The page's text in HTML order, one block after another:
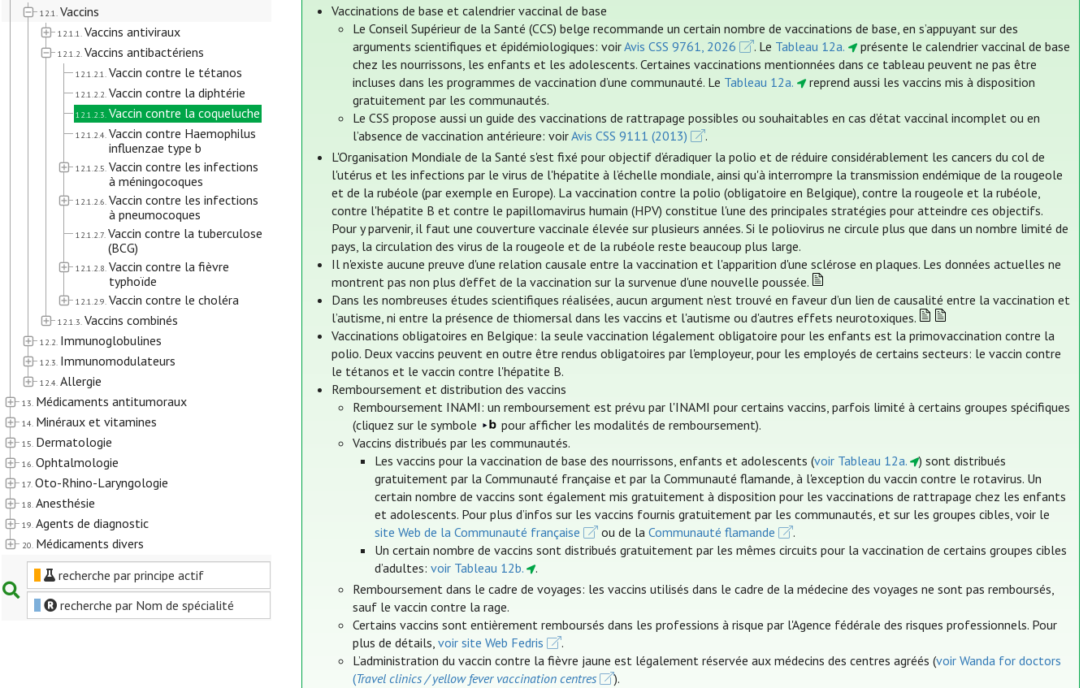
12.1. Vaccins
12.1.1. Vaccins antiviraux
12.1.2. Vaccins antibactériens
12.1.2.1. Vaccin contre le tétanos
12.1.2.2. Vaccin contre la diphtérie
12.1.2.3. Vaccin contre la coqueluche
12.1.2.4. Vaccin contre Haemophilus
influenzae type b
12.1.2.5. Vaccin contre les infections
à méningocoques
12.1.2.6. Vaccin contre les infections
à pneumocoques
12.1.2.7. Vaccin contre la tuberculose
(BCG)
12.1.2.8. Vaccin contre la fièvre
typhoïde
12.1.2.9. Vaccin contre le choléra
12.1.3. Vaccins combinés
12.2. Immunoglobulines
12.3. Immunomodulateurs
12.4. Allergie
13. Médicaments antitumoraux
14. Minéraux et vitamines
15. Dermatologie
16. Ophtalmologie
17. Oto-Rhino-Laryngologie
18. Anesthésie
19. Agents de diagnostic
20. Médicaments divers
recherche par principe actif
recherche par Nom de spécialité
Vaccinations de base et calendrier vaccinal de base
Le Conseil Supérieur de la Santé (CCS) belge recommande un certain nombre de vaccinations de base, en s’appuyant sur des
arguments scientifiques et épidémiologiques: voirAvis CSS 9761, 2026 . Le Tableau 12a.
présente le calendrier vaccinal de base
chez les nourrissons, les enfants et les adolescents. Certaines vaccinations mentionnées dans ce tableau peuvent ne pas être
incluses dans les programmes de vaccination d’une communauté. Le Tableau 12a.
reprend aussi les vaccins mis à disposition
gratuitement par les communautés.
Le CSS propose aussi un guide des vaccinations de rattrapage possibles ou souhaitables en cas d’état vaccinal incomplet ou en
l’absence de vaccination antérieure: voirAvis CSS 9111 (2013)
.
L'Organisation Mondiale de la Santé s'est fixé pour objectif d’éradiquer la polio et de réduire considérablement les cancers du col de
l'utérus et les infections par le virus de l'hépatite à l’échelle mondiale, ainsi qu'à interrompre la transmission endémique de la rougeole
et de la rubéole (par exemple en Europe). La vaccination contre la polio (obligatoire en Belgique), contre la rougeole et la rubéole,
contre l'hépatite B et contre le papillomavirus humain (HPV) constitue l'une des principales stratégies pour atteindre ces objectifs.
Pour y parvenir, il faut une couverture vaccinale élevée sur plusieurs années. Si le poliovirus ne circule plus que dans un nombre limité de
pays, la circulation des virus de la rougeole et de la rubéole reste beaucoup plus large.
Il n'existe aucune preuve d'une relation causale entre la vaccination et l'apparition d'une sclérose en plaques. Les données actuelles ne
montrent pas non plus d'effet de la vaccination sur la survenue d'une nouvelle poussée.
Dans les nombreuses études scientifiques réalisées, aucun argument n’est trouvé en faveur d’un lien de causalité entre la vaccination et
l’autisme, ni entre la présence de thiomersal dans les vaccins et l'autisme ou d'autres effets neurotoxiques.
Vaccinations obligatoires en Belgique: la seule vaccination légalement obligatoire pour les enfants est la primovaccination contre la
polio. Deux vaccins peuvent en outre être rendus obligatoires par l'employeur, pour les employés de certains secteurs: le vaccin contre
le tétanos et le vaccin contre l'hépatite B.
Remboursement et distribution des vaccins
Remboursement INAMI: un remboursement est prévu par l'INAMI pour certains vaccins, parfois limité à certains groupes spécifiques
(cliquez sur le symbole
pour afficher les modalités de remboursement).
Vaccins distribués par les communautés.
Les vaccins pour la vaccination de base des nourrissons, enfants et adolescents (voir Tableau 12a.
) sont distribués
gratuitement par la Communauté française et par la Communauté flamande, à l'exception du vaccin contre le rotavirus. Un
certain nombre de vaccins sont également mis gratuitement à disposition pour les vaccinations de rattrapage chez les enfants
et adolescents. Pour plus d’infos sur les vaccins fournis gratuitement par les communautés, et sur les groupes cibles, voir le
site Web de la Communauté française
ou de la Communauté flamande
.
Un certain nombre de vaccins sont distribués gratuitement par les mêmes circuits pour la vaccination de certains groupes cibles
d’adultes: voir Tableau 12b.
.
Remboursement dans le cadre de voyages: les vaccins utilisés dans le cadre de la médecine des voyages ne sont pas remboursés,
sauf le vaccin contre la rage.
Certains vaccins sont entièrement remboursés dans les professions à risque par l'Agence fédérale des risques professionnels. Pour
plus de détails,voir site Web Fedris
.
L’administration du vaccin contre la fièvre jaune est légalement réservée aux médecins des centres agréés (voir Wanda for doctors
(Travel clinics / yellow fever vaccination centres
).